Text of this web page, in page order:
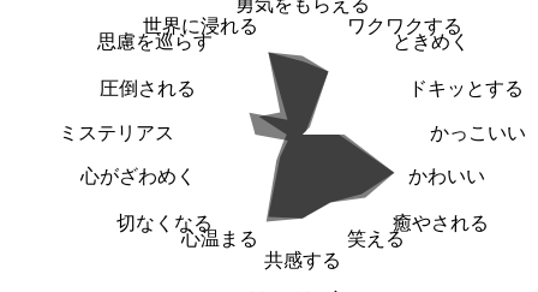
勇気をもらえる
ワクワクする
ときめく
ドキッとする
かっこいい
かわいい
癒やされる
笑える
共感する
心温まる
切なくなる
心がざわめく
ミステリアス
圧倒される
思慮を巡らす
世界に浸れる